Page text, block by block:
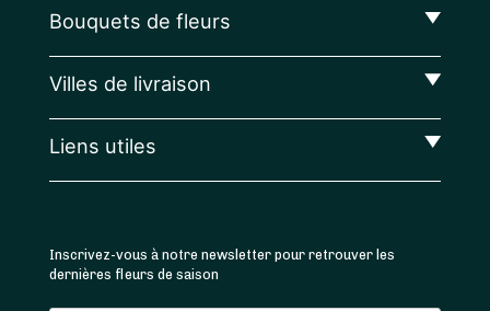
Bouquets de fleurs
Villes de livraison
Liens utiles
Inscrivez-vous à notre newsletter pour retrouver les
dernières fleurs de saison